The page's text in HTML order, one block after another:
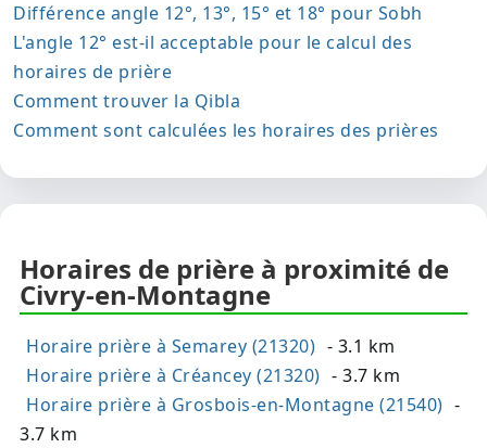
Différence angle 12°, 13°, 15° et 18° pour Sobh
L'angle 12° est-il acceptable pour le calcul des
horaires de prière
Comment trouver la Qibla
Comment sont calculées les horaires des prières
Horaires de prière à proximité de
Civry-en-Montagne
Horaire prière à Semarey (21320) - 3.1 km
Horaire prière à Créancey (21320) - 3.7 km
Horaire prière à Grosbois-en-Montagne (21540) -
3.7 km